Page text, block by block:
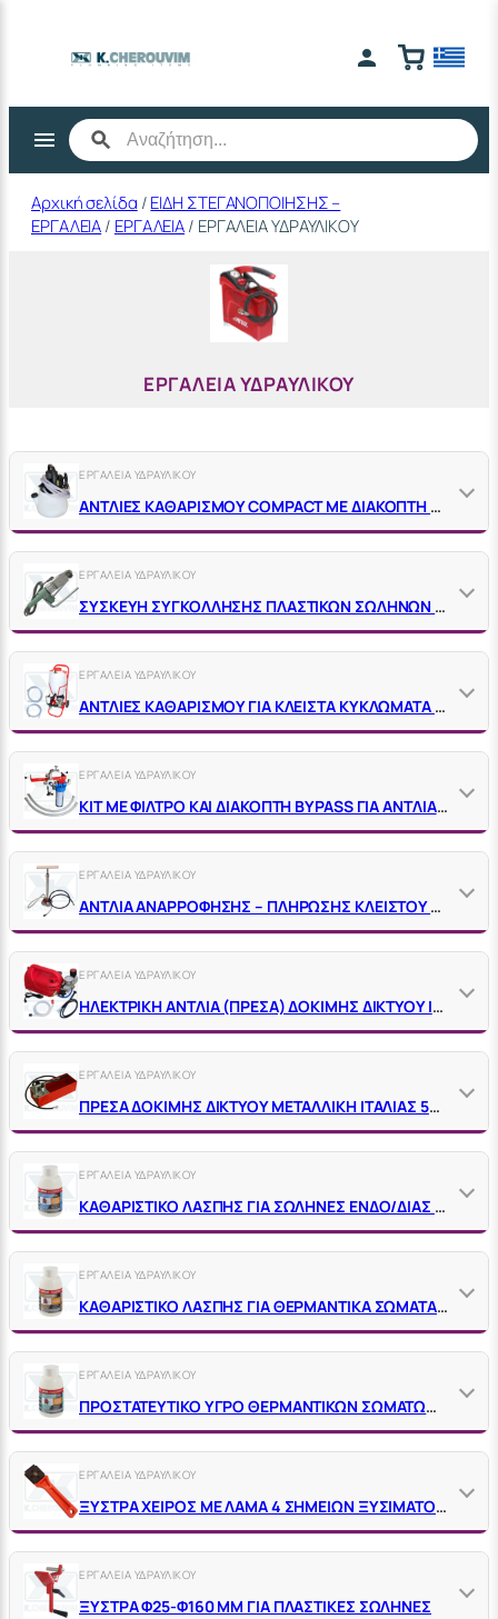
περιεχόμενο
Αρχική σελίδα /ΕΙΔΗ ΣΤΕΓΑΝΟΠΟΙΗΣΗΣ –
ΕΡΓΑΛΕΙΑ/ ΕΡΓΑΛΕΙΑ/ ΕΡΓΑΛΕΙΑ ΥΔΡΑΥΛΙΚΟΥ
ΕΡΓΑΛΕΙΑ ΥΔΡΑΥΛΙΚΟΥ
ΕΡΓΑΛΕΙΑ ΥΔΡΑΥΛΙΚΟΥ
ΑΝΤΛΙΕΣ ΚΑΘΑΡΙΣΜΟΥ COMPACT ΜΕ ΔΙΑΚΟΠΤΗ ΑΛΛΑΓΗΣ ΡΟΗΣ ΝΕΡΟΥ ΙΤΑΛΙΑΣ
ΕΡΓΑΛΕΙΑ ΥΔΡΑΥΛΙΚΟΥ
ΣΥΣΚΕΥΗ ΣΥΓΚΟΛΛΗΣΗΣ ΠΛΑΣΤΙΚΩΝ ΣΩΛΗΝΩΝ PPR ΙΤΑΛΙΑΣ IP55 800W 100-300°C
ΕΡΓΑΛΕΙΑ ΥΔΡΑΥΛΙΚΟΥ
ΑΝΤΛΙΕΣ ΚΑΘΑΡΙΣΜΟΥ ΓΙΑ ΚΛΕΙΣΤΑ ΚΥΚΛΩΜΑΤΑ ΙΤΑΛΙΑΣ
ΕΡΓΑΛΕΙΑ ΥΔΡΑΥΛΙΚΟΥ
ΚΙΤ ΜΕ ΦΙΛΤΡΟ ΚΑΙ ΔΙΑΚΟΠΤΗ BYPASS ΓΙΑ ΑΝΤΛΙΑ ΚΑΘΑΡΙΣΜΟΥ ΚΛΕΙΣΤΩΝ ΚΥΚΛΩΜΑΤ.
ΕΡΓΑΛΕΙΑ ΥΔΡΑΥΛΙΚΟΥ
ΑΝΤΛΙΑ ΑΝΑΡΡΟΦΗΣΗΣ – ΠΛΗΡΩΣΗΣ ΚΛΕΙΣΤΟΥ ΚΥΚΛΩΜΑΤΟΣ ΗΛΙΑΚΟΥ 8 BAR ΙΤΑΛΙΑΣ
ΕΡΓΑΛΕΙΑ ΥΔΡΑΥΛΙΚΟΥ
ΗΛΕΚΤΡΙΚΗ ΑΝΤΛΙΑ (ΠΡΕΣΑ) ΔΟΚΙΜΗΣ ΔΙΚΤΥΟΥ ΙΤΑΛΙΑΣ 80 BAR – 1800 WATT ΙΤΑΛΙΑΣ
ΕΡΓΑΛΕΙΑ ΥΔΡΑΥΛΙΚΟΥ
ΠΡΕΣΑ ΔΟΚΙΜΗΣ ΔΙΚΤΥΟΥ ΜΕΤΑΛΛΙΚΗ ΙΤΑΛΙΑΣ 50 BAR – 12 ΛΙΤΡΩΝ 120°C
ΕΡΓΑΛΕΙΑ ΥΔΡΑΥΛΙΚΟΥ
ΚΑΘΑΡΙΣΤΙΚΟ ΛΑΣΠΗΣ ΓΙΑ ΣΩΛΗΝΕΣ ΕΝΔΟ/ΔΙΑΣ ΘΕΡΜΑΝΣΗΣ VIRAX 295056
ΕΡΓΑΛΕΙΑ ΥΔΡΑΥΛΙΚΟΥ
ΚΑΘΑΡΙΣΤΙΚΟ ΛΑΣΠΗΣ ΓΙΑ ΘΕΡΜΑΝΤΙΚΑ ΣΩΜΑΤΑ VIRAX 295055
ΕΡΓΑΛΕΙΑ ΥΔΡΑΥΛΙΚΟΥ
ΠΡΟΣΤΑΤΕΥΤΙΚΟ ΥΓΡΟ ΘΕΡΜΑΝΤΙΚΩΝ ΣΩΜΑΤΩΝ – ΣΩΛΗΝΩΝ VIRAX 295057
ΕΡΓΑΛΕΙΑ ΥΔΡΑΥΛΙΚΟΥ
ΞΥΣΤΡΑ ΧΕΙΡΟΣ ΜΕ ΛΑΜΑ 4 ΣΗΜΕΙΩΝ ΞΥΣΙΜΑΤΟΣ ΓΙΑ PE ΠΛΑΣΤΙΚΕΣ ΣΩΛΗΝΕΣ
ΕΡΓΑΛΕΙΑ ΥΔΡΑΥΛΙΚΟΥ
ΞΥΣΤΡΑ Φ25-Φ160 MM ΓΙΑ ΠΛΑΣΤΙΚΕΣ ΣΩΛΗΝΕΣ